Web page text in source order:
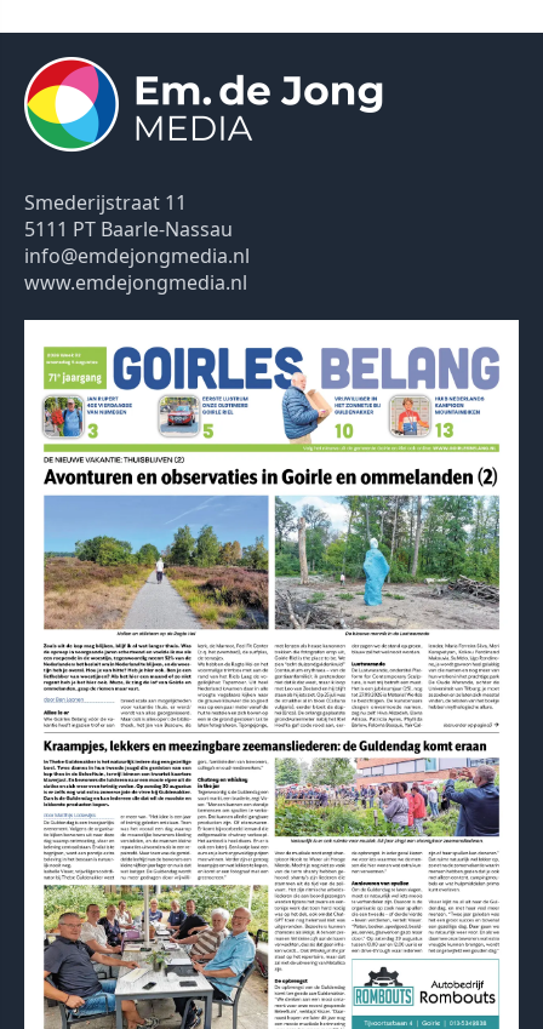
Smederijstraat 11
5111 PT Baarle-Nassau
info@emdejongmedia.nl
www.emdejongmedia.nl